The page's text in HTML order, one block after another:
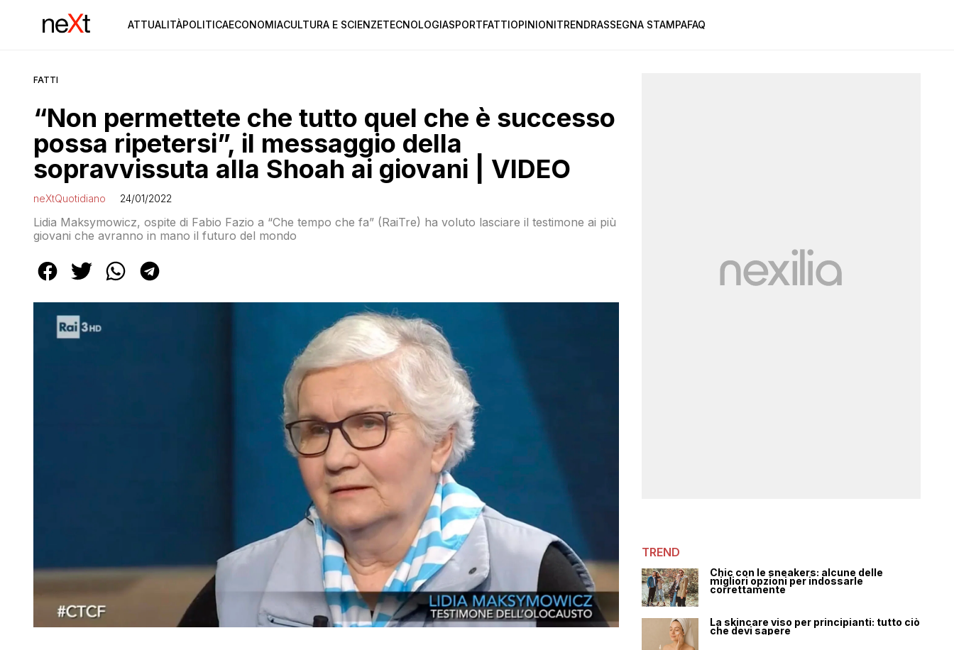
ATTUALITÀPOLITICAECONOMIACULTURA E SCIENZETECNOLOGIASPORTFATTIOPINIONITRENDRASSEGNA STAMPAFAQ
FATTI
“Non permettete che tutto quel che è successo
possa ripetersi”, il messaggio della
sopravvissuta alla Shoah ai giovani | VIDEO
neXtQuotidiano 24/01/2022
Lidia Maksymowicz, ospite di Fabio Fazio a “Che tempo che fa” (RaiTre) ha voluto lasciare il testimone ai più
giovani che avranno in mano il futuro del mondo
TREND
Chic con le sneakers: alcune delle
migliori opzioni per indossarle
correttamente
La skincare viso per principianti: tutto ciò
che devi sapere